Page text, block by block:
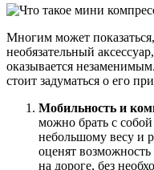
Многим может
необязательный
оказывается
стоит задуматься о его
Мобильность и
можно брать с
небольшому весу и
оценят
на дороге, без